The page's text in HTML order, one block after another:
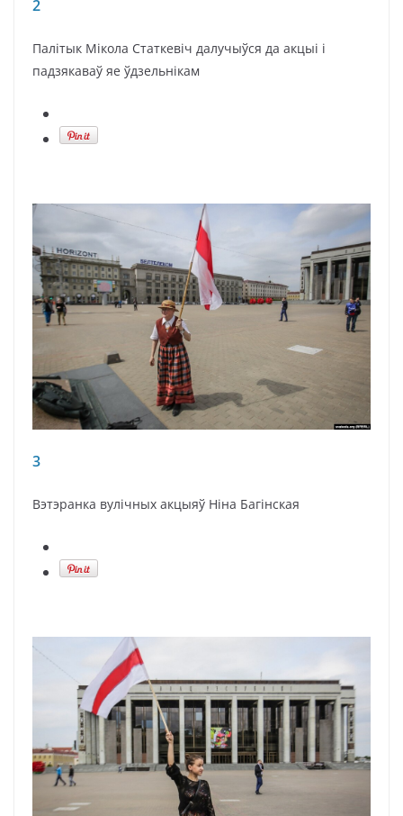
2
Палітык Мікола Статкевіч далучыўся да акцыі і
падзякаваў яе ўдзельнікам
3
Вэтэранка вулічных акцыяў Ніна Багінская